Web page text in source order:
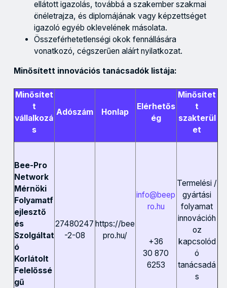
ellátott igazolás, továbbá a szakember szakmai
önéletrajza, és diplomájának vagy képzettséget
igazoló egyéb oklevelének másolata.
Összeférhetetlenségi okok fennállására
vonatkozó, cégszerűen aláírt nyilatkozat.
Minősített innovációs tanácsadók listája:
Minősítet
t
vállalkozá
s
Adószám Honlap
Elérhetős
ég
Minősítet
t
szakterül
et
Bee-Pro
Network
Mérnöki
Folyamatf
ejlesztő
és
Szolgáltat
ó
Korlátolt
Felelőssé
gű
27480247
-2-08
https://bee
pro.hu/
info@beep
ro.hu
+36
30 870
6253
Termelési /
gyártási
folyamat
innovációh
oz
kapcsolód
ó
tanácsadá
s